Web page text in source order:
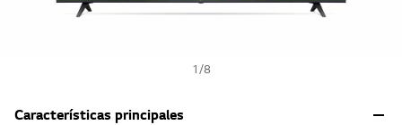
1 /8
Características principales